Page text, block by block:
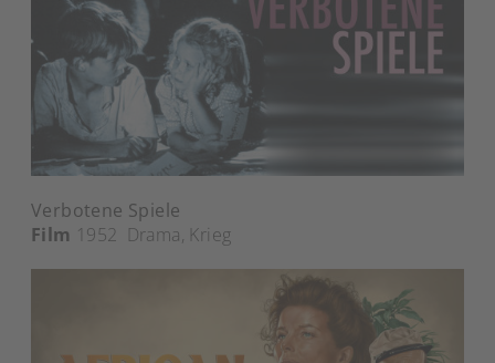
Verbotene Spiele
Film 1952 Drama, Krieg